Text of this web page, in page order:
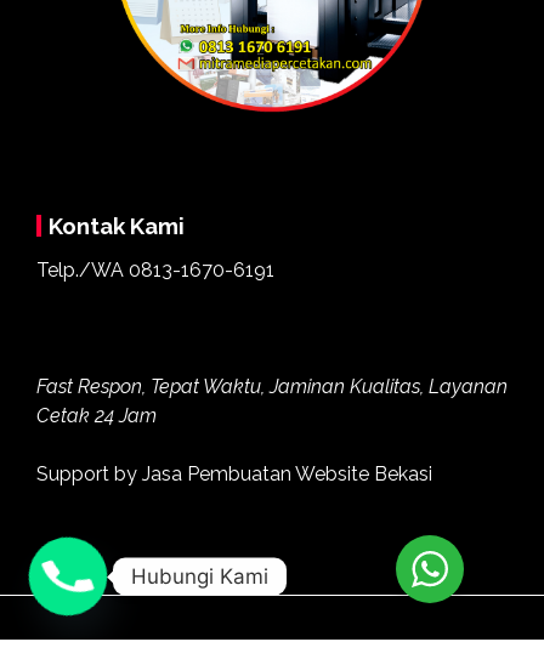
Kontak Kami
Telp./WA 0813-1670-6191
Fast Respon, Tepat Waktu, Jaminan Kualitas, Layanan
Cetak 24 Jam
Support by Jasa Pembuatan Website Bekasi
Hubungi Kami